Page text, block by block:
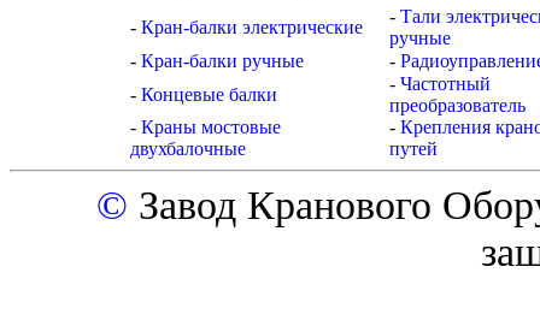
- Кран-балки электрические
- Тали
ручные
- Кран-балки ручные -
- Концевые балки
- Частотный
преобразователь
- Краны мостовые
двухбалочные
- Крепления
путей
© Завод Кранового